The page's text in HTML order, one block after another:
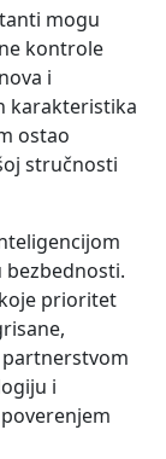
mogu
kontrole
i
karakteristika
ostao
stručnosti
bezbednosti.
prioritet
i